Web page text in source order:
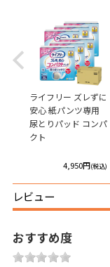
Previous
ライフリー ズレずに
安心 紙パンツ専用
尿とりパッド コンパ
クト
4,950円(税込)
レビュー
おすすめ度